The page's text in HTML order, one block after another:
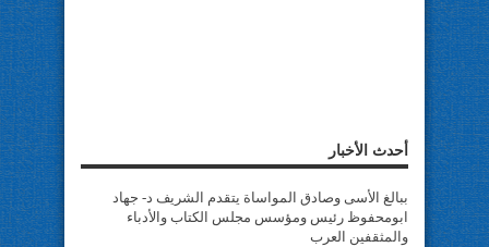
أحدث الأخبار
ببالغ الأسى وصادق المواساة يتقدم الشريف د- جهاد
ابومحفوظ رئيس ومؤسس مجلس الكتاب والأدباء
والمثقفين العرب